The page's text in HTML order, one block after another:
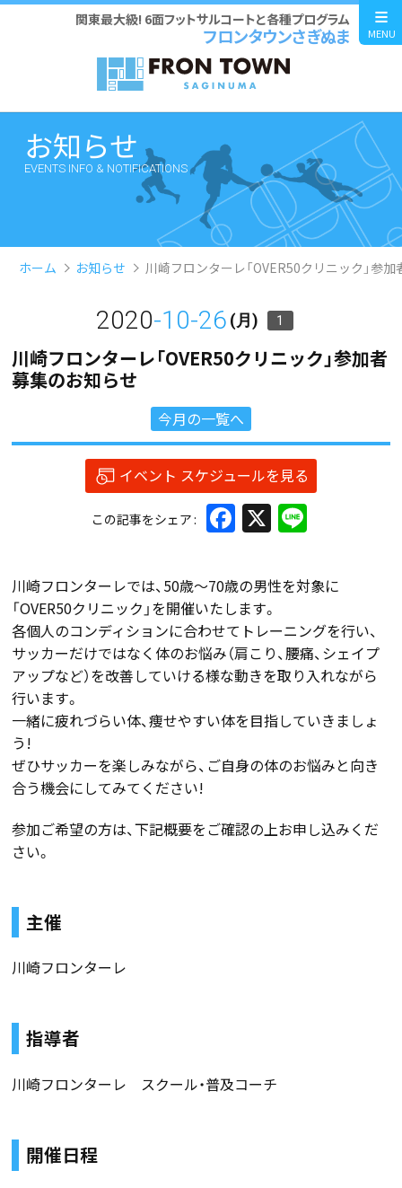
関東最大級! 6面フットサルコートと各種プログラム
フロンタウンさぎぬま MENU
お知らせ
EVENTS INFO & NOTIFICATIONS
ホーム お知らせ 川崎フロンターレ「OVER50クリニック」参
2020-10-26 (月) 1
川崎フロンターレ「OVER50クリニック」参加者
募集のお知らせ
今月の一覧へ
イベント スケジュールを見る
この記事をシェア Facebook
X
川崎フロンターレでは、50歳～70歳の男性を対象に
「OVER50クリニック」を開催いたします。
各個人のコンディションに合わせてトレーニングを行い、
サッカーだけではなく体のお悩み（肩こり、腰痛、シェイプ
アップなど）を改善していける様な動きを取り入れながら
行います。
一緒に疲れづらい体、痩せやすい体を目指していきましょ
う!
ぜひサッカーを楽しみながら、ご自身の体のお悩みと向き
合う機会にしてみてください!
参加ご希望の方は、下記概要をご確認の上お申し込みくだ
さい。
主催
川崎フロンターレ
指導者
川崎フロンターレ スクール・普及コーチ
開催日程